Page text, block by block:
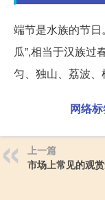
端节是水族的节日
瓜”,相当于汉族过
匀、独山、荔波、
网络标
上一篇
市场上常见的观